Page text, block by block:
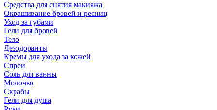
Средства для снятия макияжа
Окрашивание бровей и ресниц
Уход за губами
Гели для бровей
Тело
Дезодоранты
Кремы для ухода за кожей
Спреи
Соль для ванны
Молочко
Скрабы
Гели для душа